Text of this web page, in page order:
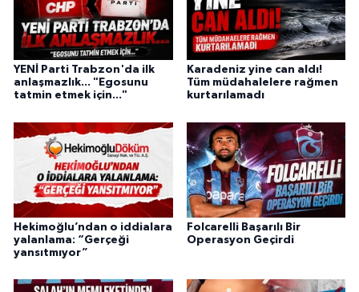
YENİ Parti Trabzon'da ilk
anlaşmazlık... "Egosunu
tatmin etmek için..."
Karadeniz yine can aldı!
Tüm müdahalelere rağmen
kurtarılamadı
Hekimoğlu’ndan o iddialara
yalanlama: “Gerçeği
yansıtmıyor”
Folcarelli Başarılı Bir
Operasyon Geçirdi